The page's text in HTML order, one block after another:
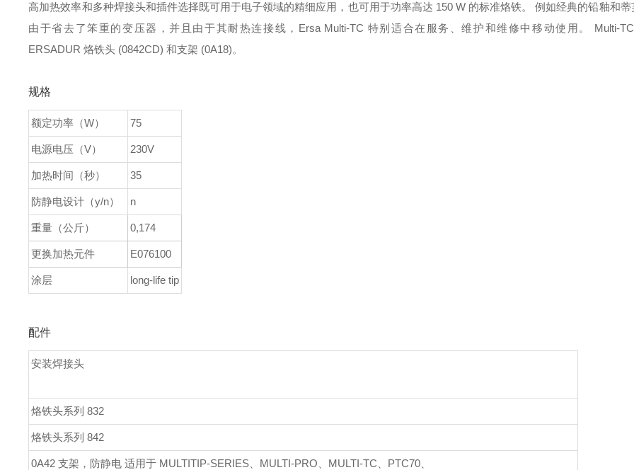
高加热效率和多种焊接头和插件选择既可用于电子领域的精细应用，也可用于功率高达 150 W 的标准烙铁。
例如经典的铅釉和蒂
由于省去了笨重的变压器，并且由于其耐热连接线，Ersa Multi-TC 特别适合在服务、维护和维修中移动使用。
Multi-
ERSADUR 烙铁头 (0842CD) 和支架 (0A18)。
规格
额定功率（W） 75
电源电压（V） 230V
加热时间（秒） 35
防静电设计（y/n） n
重量（公斤） 0,174
更换加热元件 E076100
涂层 long-life tip
配件
安装焊接头
烙铁头系列 832
烙铁头系列 842
0A42 支架，防静电 适用于 MULTITIP-SERIES、MULTI-PRO、MULTI-TC、PTC70、